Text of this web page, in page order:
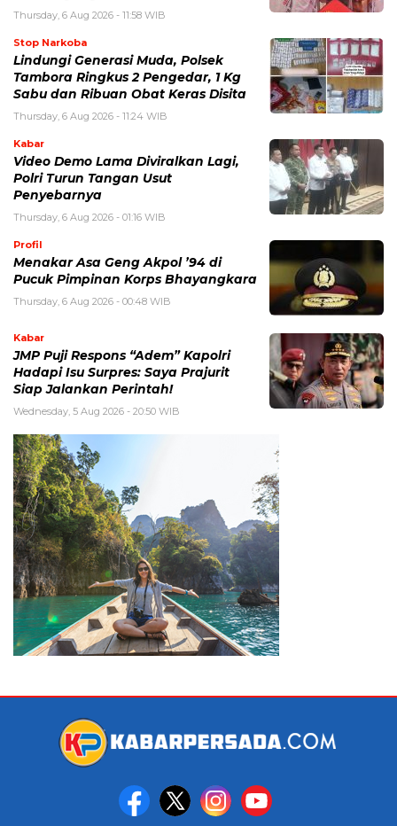
Thursday, 6 Aug 2026 - 11:58 WIB
Stop Narkoba
Lindungi Generasi Muda, Polsek
Tambora Ringkus 2 Pengedar, 1 Kg
Sabu dan Ribuan Obat Keras Disita
Thursday, 6 Aug 2026 - 11:24 WIB
Kabar
Video Demo Lama Diviralkan Lagi,
Polri Turun Tangan Usut
Penyebarnya
Thursday, 6 Aug 2026 - 01:16 WIB
Profil
Menakar Asa Geng Akpol ’94 di
Pucuk Pimpinan Korps Bhayangkara
Thursday, 6 Aug 2026 - 00:48 WIB
Kabar
JMP Puji Respons “Adem” Kapolri
Hadapi Isu Surpres: Saya Prajurit
Siap Jalankan Perintah!
Wednesday, 5 Aug 2026 - 20:50 WIB